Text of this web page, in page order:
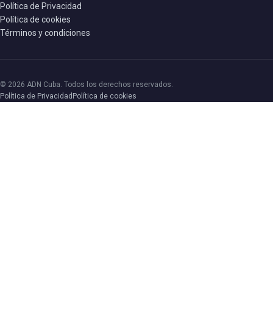
Política de Privacidad
Política de cookies
Términos y condiciones
© 2026 ADN Cuba. Todos los derechos reservados.
Política de Privacidad Política de cookies